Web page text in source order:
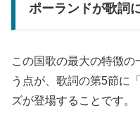
ポーランドが歌詞
この国歌の最大の特徴
う点が、歌詞の第5節に
ズが登場することです。